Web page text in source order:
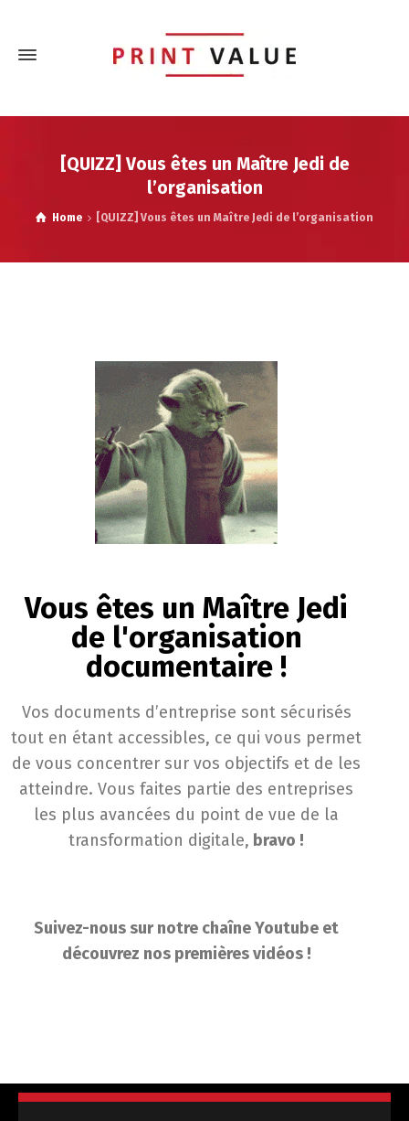
[QUIZZ] Vous êtes un Maître Jedi de
l’organisation
Home [QUIZZ] Vous êtes un Maître Jedi de l’organisation
Vous êtes un Maître Jedi
de l'organisation
documentaire !
Vos documents d’entreprise sont sécurisés
tout en étant accessibles, ce qui vous permet
de vous concentrer sur vos objectifs et de les
atteindre. Vous faites partie des entreprises
les plus avancées du point de vue de la
transformation digitale, bravo !
Suivez-nous sur notre chaîne Youtube et
découvrez nos premières vidéos !